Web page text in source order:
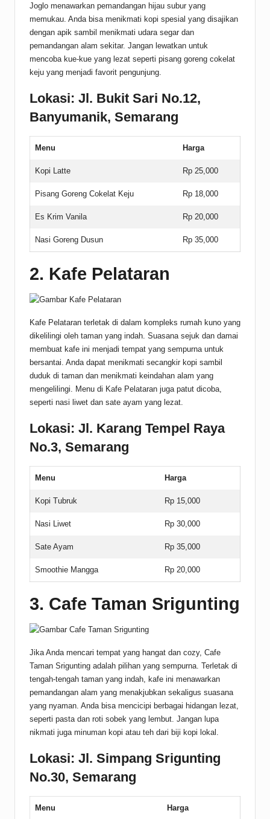
Joglo menawarkan pemandangan hijau subur yang
memukau. Anda bisa menikmati kopi spesial yang disajikan
dengan apik sambil menikmati udara segar dan
pemandangan alam sekitar. Jangan lewatkan untuk
mencoba kue-kue yang lezat seperti pisang goreng cokelat
keju yang menjadi favorit pengunjung.
Lokasi: Jl. Bukit Sari No.12,
Banyumanik, Semarang
Menu Harga
Kopi Latte Rp 25,000
Pisang Goreng Cokelat Keju Rp 18,000
Es Krim Vanila Rp 20,000
Nasi Goreng Dusun Rp 35,000
2. Kafe Pelataran
Kafe Pelataran terletak di dalam kompleks rumah kuno yang
dikelilingi oleh taman yang indah. Suasana sejuk dan damai
membuat kafe ini menjadi tempat yang sempurna untuk
bersantai. Anda dapat menikmati secangkir kopi sambil
duduk di taman dan menikmati keindahan alam yang
mengelilingi. Menu di Kafe Pelataran juga patut dicoba,
seperti nasi liwet dan sate ayam yang lezat.
Lokasi: Jl. Karang Tempel Raya
No.3, Semarang
Menu Harga
Kopi Tubruk Rp 15,000
Nasi Liwet Rp 30,000
Sate Ayam Rp 35,000
Smoothie Mangga Rp 20,000
3. Cafe Taman Srigunting
Jika Anda mencari tempat yang hangat dan cozy, Cafe
Taman Srigunting adalah pilihan yang sempurna. Terletak di
tengah-tengah taman yang indah, kafe ini menawarkan
pemandangan alam yang menakjubkan sekaligus suasana
yang nyaman. Anda bisa mencicipi berbagai hidangan lezat,
seperti pasta dan roti sobek yang lembut. Jangan lupa
nikmati juga minuman kopi atau teh dari biji kopi lokal.
Lokasi: Jl. Simpang Srigunting
No.30, Semarang
Menu Harga